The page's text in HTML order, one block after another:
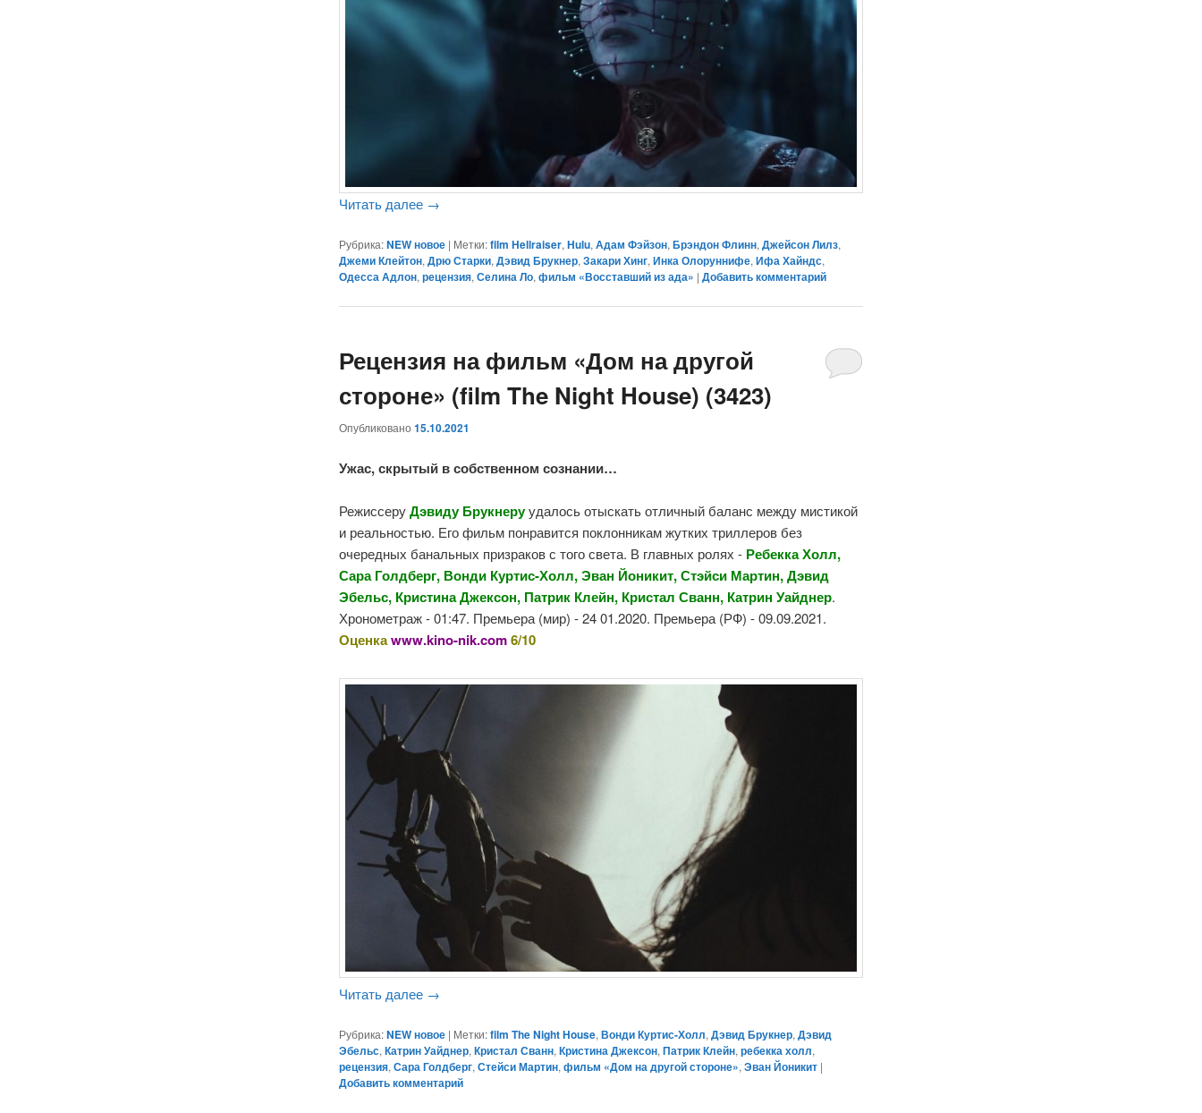
Читать далее →
Рубрика: NEW новое | Метки: film Hellraiser,Hulu,Адам Фэйзон,Брэндон Флинн,Джейсон Лилз,
Джеми Клейтон,Дрю Старки,Дэвид Брукнер,Закари Хинг,Инка Олоруннифе,Ифа Хайндс,
Одесса Адлон,рецензия,Селина Ло,фильм «Восставший из ада» |Добавить комментарий
Рецензия на фильм «Дом на другой
стороне» (film The Night House) (3423)
Опубликовано15.10.2021
Ужас, скрытый в собственном сознании…
РежиссеруДэвиду Брукнеруудалось отыскать отличный баланс между мистикой
и реальностью. Его фильм понравится поклонникам жутких триллеров без
очередных банальных призраков с того света. В главных ролях - Ребекка Холл,
Сара Голдберг, Вонди Куртис-Холл,Эван Йоникит, Стэйси Мартин, Дэвид
Эбельс, Кристина Джексон, Патрик Клейн, Кристал Сванн, Катрин Уайднер.
Хронометраж - 01:47. Премьера (мир) - 24 01.2020. Премьера (РФ) - 09.09.2021.
Оценкаwww.kino-nik.com6/10
Читать далее →
Рубрика: NEW новое | Метки: film The Night House,Вонди Куртис-Холл,Дэвид Брукнер,Дэвид
Эбельс,Катрин Уайднер,Кристал Сванн,Кристина Джексон,Патрик Клейн,ребекка холл,
рецензия,Сара Голдберг,Стейси Мартин,фильм «Дом на другой стороне»,Эван Йоникит |
Добавить комментарий